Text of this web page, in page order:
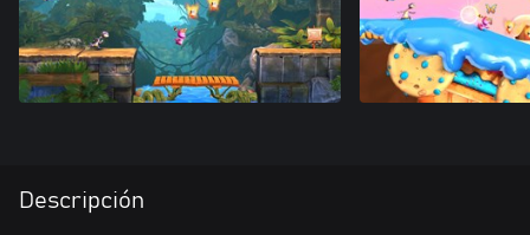
Descripción